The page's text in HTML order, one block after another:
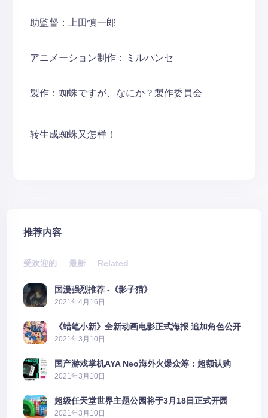
助監督：上田慎一郎
アニメーション制作：ミルパンセ
製作：蜘蛛ですが、なにか？製作委員会
转生成蜘蛛又怎样！
推荐内容
受欢迎的 最新 Related
国漫强烈推荐 -《影子猫》
2021年4月16日
《蜡笔小新》全新动画电影正式海报 追加角色公开
2021年3月10日
国产游戏掌机AYA Neo海外火爆众筹：超额认购
2606%
2021年3月10日
超级任天堂世界主题公园将于3月18日正式开园
2021年3月10日